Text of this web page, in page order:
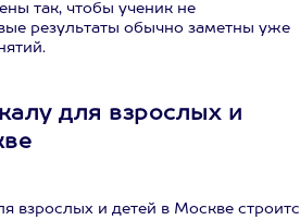
так, чтобы ученик не
результаты обычно заметны уже
для взрослых и
взрослых и детей в Москве